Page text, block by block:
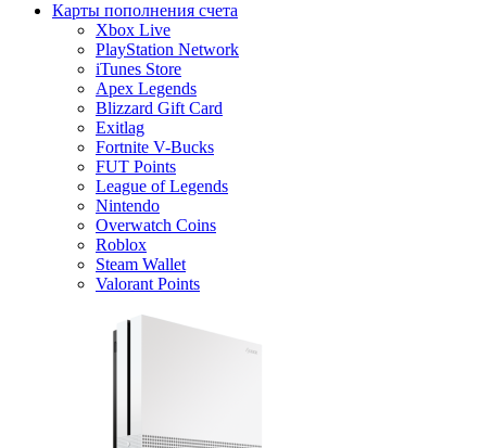
Карты пополнения счета
Xbox Live
PlayStation Network
iTunes Store
Apex Legends
Blizzard Gift Card
Exitlag
Fortnite V-Bucks
FUT Points
League of Legends
Nintendo
Overwatch Coins
Roblox
Steam Wallet
Valorant Points